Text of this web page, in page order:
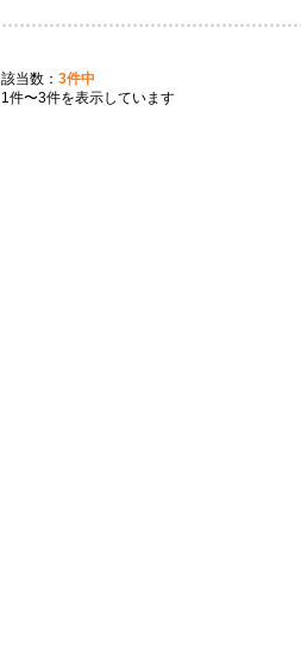
該当数： 3件中
1件〜3件を表示しています